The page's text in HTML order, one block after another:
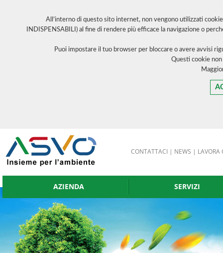
CONTATTACI | NEWS | LAVORA
All’interno di questo sito internet, non vengono utilizzati
INDISPENSABILI) al fine di rendere più efficace la navigazione o
Puoi impostare il tuo browser per bloccare o avere avvisi
Questi cookie
AZIENDA SERVIZI